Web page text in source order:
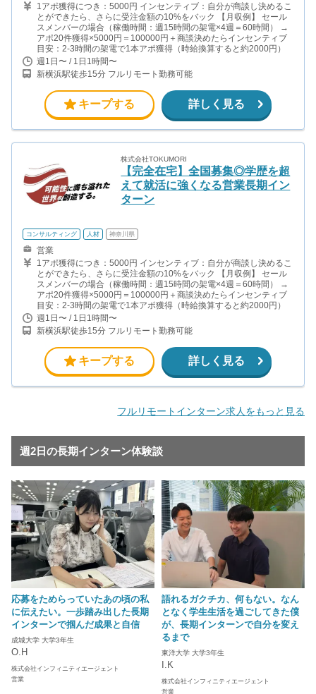
1アポ獲得につき：5000円 インセンティブ：自分が商談し決めるこ
とができたら、さらに受注金額の10%をバック 【月収例】 セール
スメンバーの場合（稼働時間：週15時間の架電×4週＝60時間） →
アポ20件獲得×5000円＝100000円＋商談決めたらインセンティブ
目安：2-3時間の架電で1本アポ獲得（時給換算すると約2000円）
週1日〜 / 1日1時間〜
新横浜駅徒歩15分 フルリモート勤務可能
キープする 詳しく見る
株式会社TOKUMORI
【完全在宅】全国募集◎学歴を超
えて就活に強くなる営業長期イン
ターン
コンサルティング 人材 神奈川県
営業
1アポ獲得につき：5000円 インセンティブ：自分が商談し決めるこ
とができたら、さらに受注金額の10%をバック 【月収例】 セール
スメンバーの場合（稼働時間：週15時間の架電×4週＝60時間） →
アポ20件獲得×5000円＝100000円＋商談決めたらインセンティブ
目安：2-3時間の架電で1本アポ獲得（時給換算すると約2000円）
週1日〜 / 1日1時間〜
新横浜駅徒歩15分 フルリモート勤務可能
キープする 詳しく見る
フルリモートインターン求人をもっと見る
週2日の長期インターン体験談
応募をためらっていたあの頃の私
に伝えたい。一歩踏み出した長期
インターンで掴んだ成果と自信
成城大学 大学3年生
O.H
株式会社インフィニティエージェント
営業
語れるガクチカ、何もない。なん
となく学生生活を過ごしてきた僕
が、長期インターンで自分を変え
るまで
東洋大学 大学3年生
I.K
株式会社インフィニティエージェント
営業